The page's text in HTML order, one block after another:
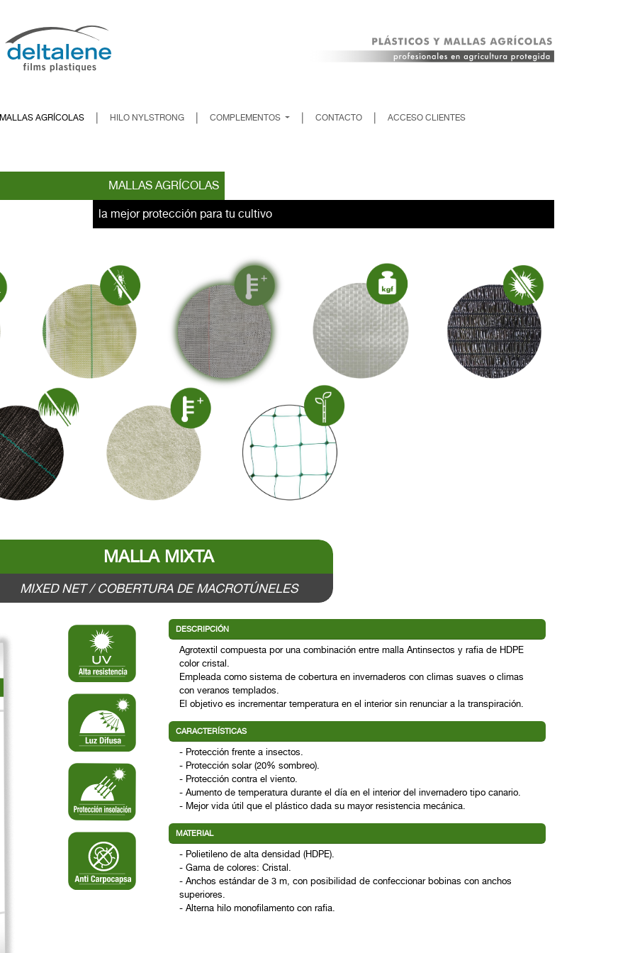
MALLAS AGRÍCOLAS HILO NYLSTRONG COMPLEMENTOS CONTACTO ACCESO CLIENTES
MALLAS AGRÍCOLAS
la mejor protección para tu cultivo
MALLA MIXTA
MIXED NET / COBERTURA DE MACROTÚNELES
DESCRIPCIÓN
Agrotextil compuesta por una combinación entre malla Antinsectos y rafia de HDPE
color cristal.
Empleada como sistema de cobertura en invernaderos con climas suaves o climas
con veranos templados.
El objetivo es incrementar temperatura en el interior sin renunciar a la transpiración.
CARACTERÍSTICAS
- Protección frente a insectos.
- Protección solar (20% sombreo).
- Protección contra el viento.
- Aumento de temperatura durante el día en el interior del invernadero tipo canario.
- Mejor vida útil que el plástico dada su mayor resistencia mecánica.
MATERIAL
- Polietileno de alta densidad (HDPE).
- Gama de colores: Cristal.
- Anchos estándar de 3 m, con posibilidad de confeccionar bobinas con anchos
superiores.
- Alterna hilo monofilamento con rafia.